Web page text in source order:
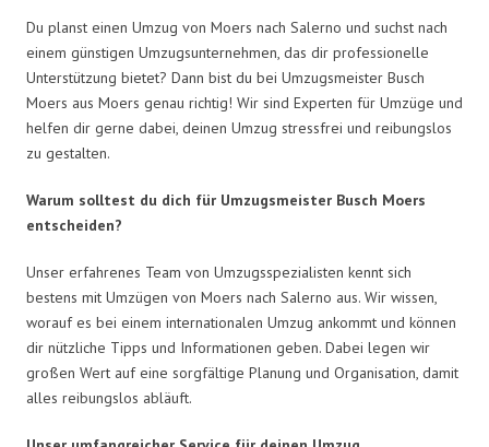
Du planst einen Umzug von Moers nach Salerno und suchst nach
einem günstigen Umzugsunternehmen, das dir professionelle
Unterstützung bietet? Dann bist du bei Umzugsmeister Busch
Moers aus Moers genau richtig! Wir sind Experten für Umzüge und
helfen dir gerne dabei, deinen Umzug stressfrei und reibungslos
zu gestalten.
Warum solltest du dich für Umzugsmeister Busch Moers
entscheiden?
Unser erfahrenes Team von Umzugsspezialisten kennt sich
bestens mit Umzügen von Moers nach Salerno aus. Wir wissen,
worauf es bei einem internationalen Umzug ankommt und können
dir nützliche Tipps und Informationen geben. Dabei legen wir
großen Wert auf eine sorgfältige Planung und Organisation, damit
alles reibungslos abläuft.